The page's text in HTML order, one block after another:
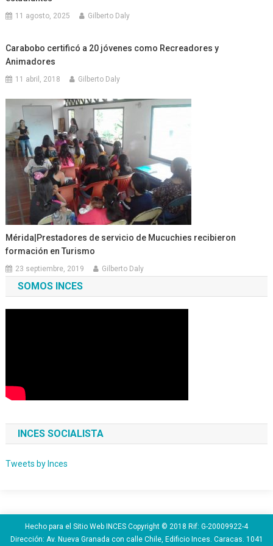
11 agosto, 2025 Gilberto Daly
Carabobo certificó a 20 jóvenes como Recreadores y
Animadores
11 abril, 2018 Gilberto Daly
Mérida|Prestadores de servicio de Mucuchies recibieron
formación en Turismo
23 septiembre, 2019 Gilberto Daly
SOMOS INCES
INCES SOCIALISTA
Tweets by Inces
Hecho para el Sitio Web INCES Copyright © 2018 Rif: G-20009922-4
Dirección: Av. Nueva Granada con calle Chile, Edificio Inces. Caracas. 1041